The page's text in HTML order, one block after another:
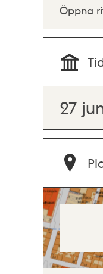
Öppna
27